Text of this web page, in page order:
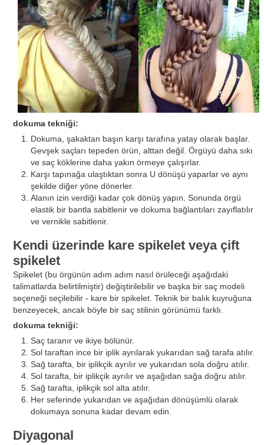
dokuma tekniği:
Dokuma, şakaktan başın karşı tarafına yatay olarak başlar.
Gevşek saçları tepeden örün, alttan değil. Örgüyü daha sıkı
ve saç köklerine daha yakın örmeye çalışırlar.
Karşı tapınağa ulaştıktan sonra U dönüşü yaparlar ve aynı
şekilde diğer yöne dönerler.
Alanın izin verdiği kadar çok dönüş yapın. Sonunda örgü
elastik bir bantla sabitlenir ve dokuma bağlantıları zayıflatılır
ve vernikle sabitlenir.
Kendi üzerinde kare spikelet veya çift
spikelet
Spikelet (bu örgünün adım adım nasıl örüleceği aşağıdaki
talimatlarda belirtilmiştir) değiştirilebilir ve başka bir saç modeli
seçeneği seçilebilir - kare bir spikelet. Teknik bir balık kuyruğuna
benzeyecek, ancak böyle bir saç stilinin görünümü farklı.
dokuma tekniği:
Saç taranır ve ikiye bölünür.
Sol taraftan ince bir iplik ayrılarak yukarıdan sağ tarafa atılır.
Sağ tarafta, bir iplikçik ayrılır ve yukarıdan sola doğru atılır.
Sol tarafta, bir iplikçik ayrılır ve aşağıdan sağa doğru atılır.
Sağ tarafta, iplikçik sol alta atılır.
Her seferinde yukarıdan ve aşağıdan dönüşümlü olarak
dokumaya sonuna kadar devam edin.
Diyagonal